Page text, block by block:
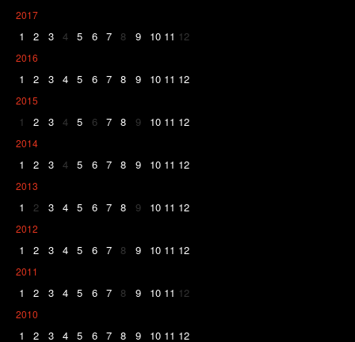
2017
1 2 3 4 5 6 7 8 9 10 11 12
2016
1 2 3 4 5 6 7 8 9 10 11 12
2015
1 2 3 4 5 6 7 8 9 10 11 12
2014
1 2 3 4 5 6 7 8 9 10 11 12
2013
1 2 3 4 5 6 7 8 9 10 11 12
2012
1 2 3 4 5 6 7 8 9 10 11 12
2011
1 2 3 4 5 6 7 8 9 10 11 12
2010
1 2 3 4 5 6 7 8 9 10 11 12